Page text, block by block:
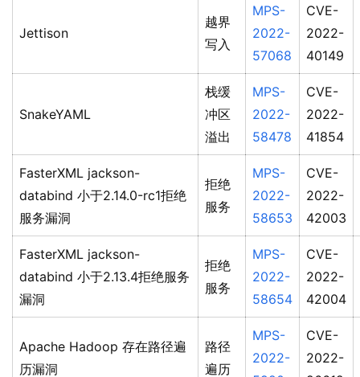
Jettison
越界
写入
MPS-
2022-
57068
CVE-
2022-
40149
SnakeYAML
栈缓
冲区
溢出
MPS-
2022-
58478
CVE-
2022-
41854
FasterXML jackson-
databind 小于2.14.0-rc1拒绝
服务漏洞
拒绝
服务
MPS-
2022-
58653
CVE-
2022-
42003
FasterXML jackson-
databind 小于2.13.4拒绝服务
漏洞
拒绝
服务
MPS-
2022-
58654
CVE-
2022-
42004
Apache Hadoop 存在路径遍
历漏洞
路径
遍历
MPS-
2022-
CVE-
2022-